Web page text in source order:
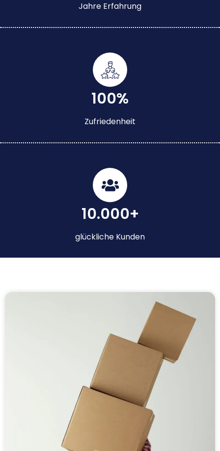
Jahre Erfahrung
100%
Zufriedenheit
10.000+
glückliche Kunden